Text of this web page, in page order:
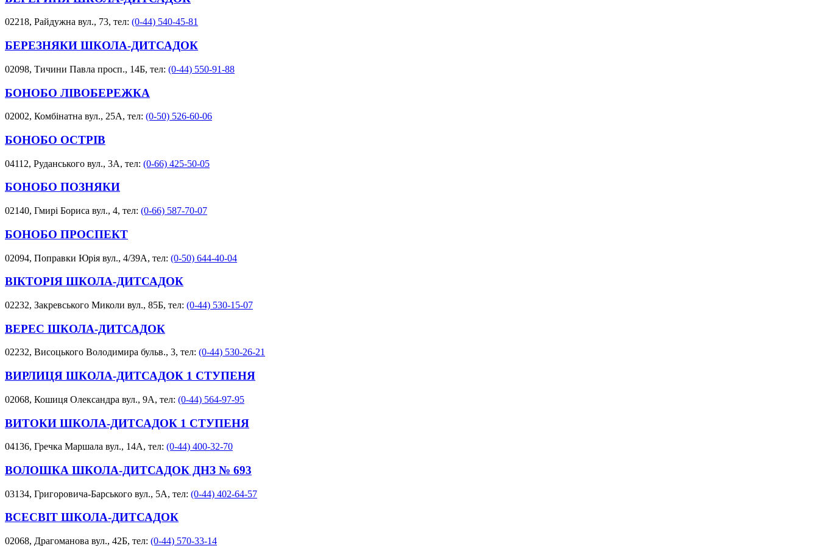
02218, Райдужна вул., 73, тел: (0-44) 540-45-81
БЕРЕЗНЯКИ ШКОЛА-ДИТСАДОК
02098, Тичини Павла просп., 14Б, тел: (0-44) 550-91-88
БОНОБО ЛІВОБЕРЕЖКА
02002, Комбінатна вул., 25А, тел: (0-50) 526-60-06
БОНОБО ОСТРІВ
04112, Руданського вул., 3А, тел: (0-66) 425-50-05
БОНОБО ПОЗНЯКИ
02140, Гмирі Бориса вул., 4, тел: (0-66) 587-70-07
БОНОБО ПРОСПЕКТ
02094, Поправки Юрія вул., 4/39А, тел: (0-50) 644-40-04
ВІКТОРІЯ ШКОЛА-ДИТСАДОК
02232, Закревського Миколи вул., 85Б, тел: (0-44) 530-15-07
ВЕРЕС ШКОЛА-ДИТСАДОК
02232, Висоцького Володимира бульв., 3, тел: (0-44) 530-26-21
ВИРЛИЦЯ ШКОЛА-ДИТСАДОК 1 СТУПЕНЯ
02068, Кошиця Олександра вул., 9А, тел: (0-44) 564-97-95
ВИТОКИ ШКОЛА-ДИТСАДОК 1 СТУПЕНЯ
04136, Гречка Маршала вул., 14А, тел: (0-44) 400-32-70
ВОЛОШКА ШКОЛА-ДИТСАДОК ДНЗ № 693
03134, Григоровича-Барського вул., 5А, тел: (0-44) 402-64-57
ВСЕСВІТ ШКОЛА-ДИТСАДОК
02068, Драгоманова вул., 42Б, тел: (0-44) 570-33-14